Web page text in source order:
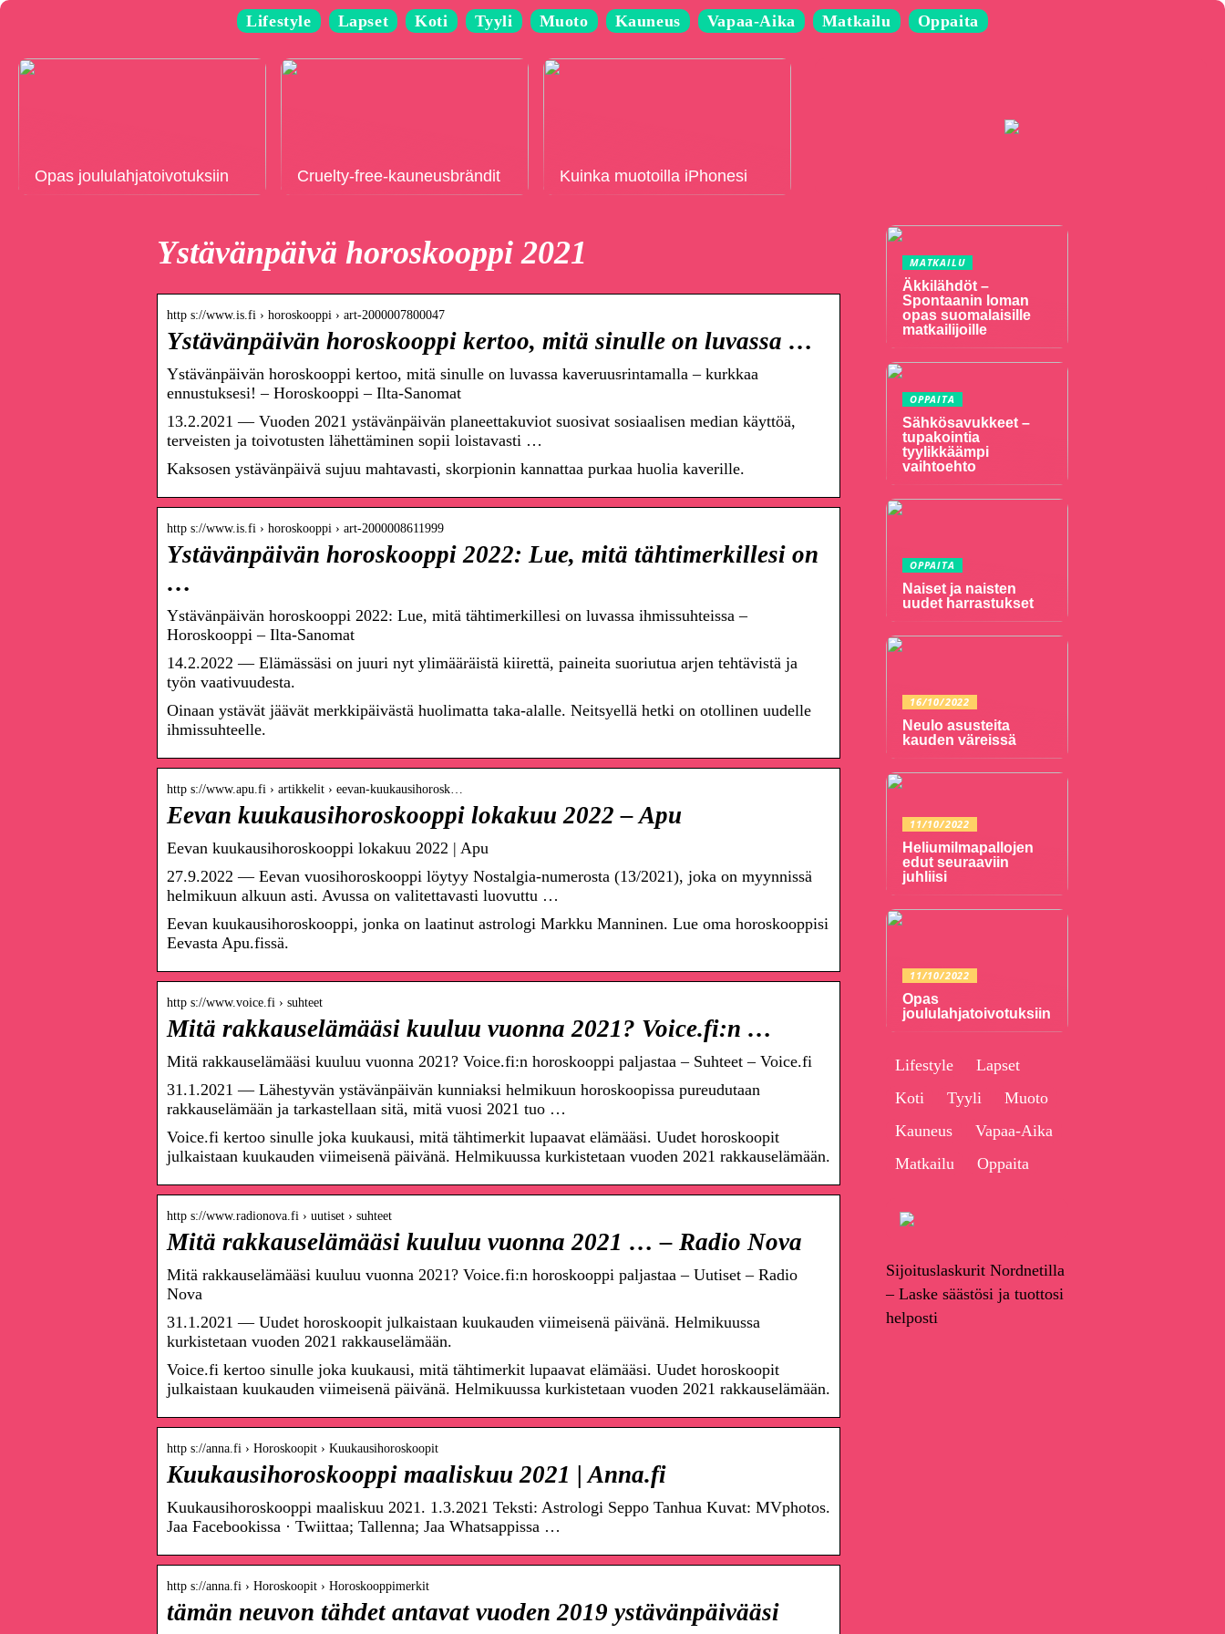
Lifestyle Lapset Koti Tyyli Muoto Kauneus Vapaa-Aika Matkailu Oppaita
Opas joululahjatoivotuksiin Cruelty-free-kauneusbrändit Kuinka muotoilla iPhonesi
Ystävänpäivä horoskooppi 2021
http s://www.is.fi › horoskooppi › art-2000007800047
Ystävänpäivän horoskooppi kertoo, mitä sinulle on luvassa …
Ystävänpäivän horoskooppi kertoo, mitä sinulle on luvassa kaveruusrintamalla – kurkkaa
ennustuksesi! – Horoskooppi – Ilta-Sanomat
13.2.2021 — Vuoden 2021 ystävänpäivän planeettakuviot suosivat sosiaalisen median käyttöä,
terveisten ja toivotusten lähettäminen sopii loistavasti …
Kaksosen ystävänpäivä sujuu mahtavasti, skorpionin kannattaa purkaa huolia kaverille.
http s://www.is.fi › horoskooppi › art-2000008611999
Ystävänpäivän horoskooppi 2022: Lue, mitä tähtimerkillesi on
…
Ystävänpäivän horoskooppi 2022: Lue, mitä tähtimerkillesi on luvassa ihmissuhteissa –
Horoskooppi – Ilta-Sanomat
14.2.2022 — Elämässäsi on juuri nyt ylimääräistä kiirettä, paineita suoriutua arjen tehtävistä ja
työn vaativuudesta.
Oinaan ystävät jäävät merkkipäivästä huolimatta taka-alalle. Neitsyellä hetki on otollinen uudelle
ihmissuhteelle.
http s://www.apu.fi › artikkelit › eevan-kuukausihorosk…
Eevan kuukausihoroskooppi lokakuu 2022 – Apu
Eevan kuukausihoroskooppi lokakuu 2022 | Apu
27.9.2022 — Eevan vuosihoroskooppi löytyy Nostalgia-numerosta (13/2021), joka on myynnissä
helmikuun alkuun asti. Avussa on valitettavasti luovuttu …
Eevan kuukausihoroskooppi, jonka on laatinut astrologi Markku Manninen. Lue oma horoskooppisi
Eevasta Apu.fissä.
http s://www.voice.fi › suhteet
Mitä rakkauselämääsi kuuluu vuonna 2021? Voice.fi:n …
Mitä rakkauselämääsi kuuluu vuonna 2021? Voice.fi:n horoskooppi paljastaa – Suhteet – Voice.fi
31.1.2021 — Lähestyvän ystävänpäivän kunniaksi helmikuun horoskoopissa pureudutaan
rakkauselämään ja tarkastellaan sitä, mitä vuosi 2021 tuo …
Voice.fi kertoo sinulle joka kuukausi, mitä tähtimerkit lupaavat elämääsi. Uudet horoskoopit
julkaistaan kuukauden viimeisenä päivänä. Helmikuussa kurkistetaan vuoden 2021 rakkauselämään.
http s://www.radionova.fi › uutiset › suhteet
Mitä rakkauselämääsi kuuluu vuonna 2021 … – Radio Nova
Mitä rakkauselämääsi kuuluu vuonna 2021? Voice.fi:n horoskooppi paljastaa – Uutiset – Radio
Nova
31.1.2021 — Uudet horoskoopit julkaistaan kuukauden viimeisenä päivänä. Helmikuussa
kurkistetaan vuoden 2021 rakkauselämään.
Voice.fi kertoo sinulle joka kuukausi, mitä tähtimerkit lupaavat elämääsi. Uudet horoskoopit
julkaistaan kuukauden viimeisenä päivänä. Helmikuussa kurkistetaan vuoden 2021 rakkauselämään.
http s://anna.fi › Horoskoopit › Kuukausihoroskoopit
Kuukausihoroskooppi maaliskuu 2021 | Anna.fi
Kuukausihoroskooppi maaliskuu 2021. 1.3.2021 Teksti: Astrologi Seppo Tanhua Kuvat: MVphotos.
Jaa Facebookissa · Twiittaa; Tallenna; Jaa Whatsappissa …
http s://anna.fi › Horoskoopit › Horoskooppimerkit
tämän neuvon tähdet antavat vuoden 2019 ystävänpäivääsi
MATKAILU
Äkkilähdöt –
Spontaanin loman
opas suomalaisille
matkailijoille
OPPAITA
Sähkösavukkeet –
tupakointia
tyylikkäämpi
vaihtoehto
OPPAITA
Naiset ja naisten
uudet harrastukset
16/10/2022
Neulo asusteita
kauden väreissä
11/10/2022
Heliumilmapallojen
edut seuraaviin
juhliisi
11/10/2022
Opas
joululahjatoivotuksiin
Lifestyle
Lapset
Koti
Tyyli
Muoto
Kauneus
Vapaa-Aika
Matkailu
Oppaita
Sijoituslaskurit Nordnetilla
– Laske säästösi ja tuottosi
helposti